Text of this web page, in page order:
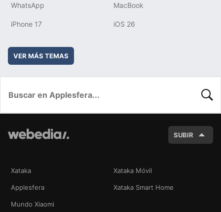
WhatsApp MacBook
iPhone 17 iOS 26
VER MÁS TEMAS
SUBIR
Xataka Xataka Móvil
Applesfera Xataka Smart Home
Mundo Xiaomi